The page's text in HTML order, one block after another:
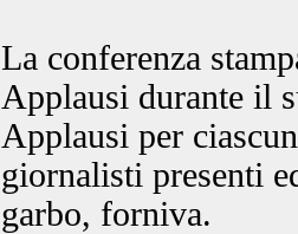
La conferenza
Applausi durante il
Applausi per
giornalisti presenti
garbo, forniva.